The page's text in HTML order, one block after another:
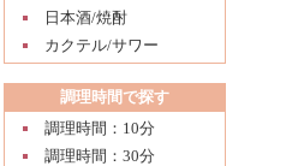
日本酒/焼酎
カクテル/サワー
調理時間で探す
調理時間：10分
調理時間：30分